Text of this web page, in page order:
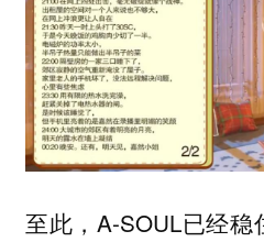
至此，A-SOUL已经稳